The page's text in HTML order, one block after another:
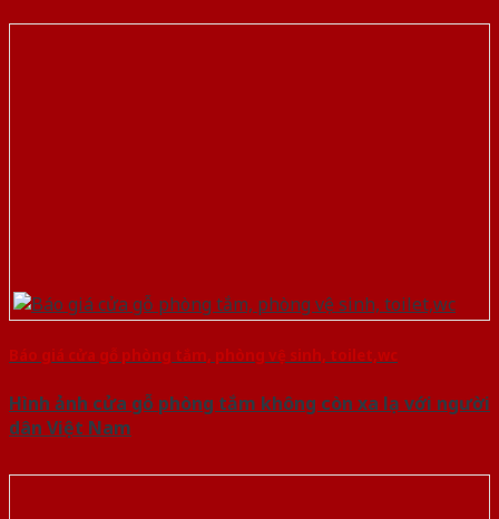
Báo giá cửa gỗ phòng tắm, phòng vệ sinh, toilet,wc
Hình ảnh cửa gỗ phòng tắm không còn xa lạ với người
dân Việt Nam